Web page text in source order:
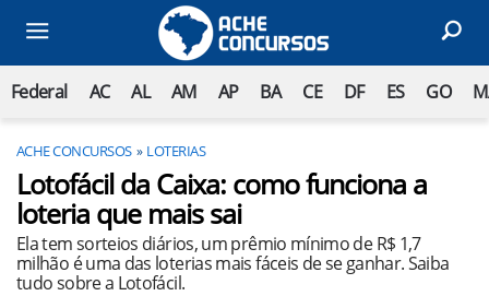
Federal AC AL AM AP BA CE DF ES GO
ACHE CONCURSOS LOTERIAS
Lotofácil da Caixa: como funciona a
loteria que mais sai
Ela tem sorteios diários, um prêmio mínimo de R$ 1,7
milhão é uma das loterias mais fáceis de se ganhar. Saiba
tudo sobre a Lotofácil.